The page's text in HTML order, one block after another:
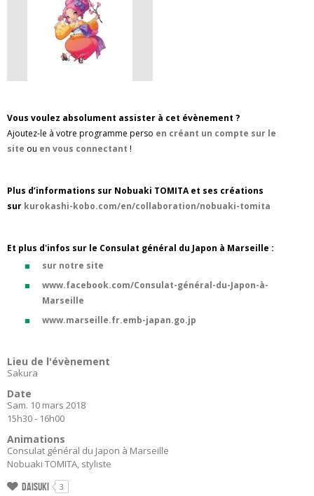
Vous voulez absolument assister à cet évènement ?
Ajoutez-le à votre programme perso en créant un compte sur le
site ou en vous connectant !
Plus d’informations sur Nobuaki TOMITA et ses créations
sur kurokashi-kobo.com/en/collaboration/nobuaki-tomita
Et plus d'infos sur le Consulat général du Japon à Marseille :
sur notre site
www.facebook.com/Consulat-général-du-Japon-à-
Marseille
www.marseille.fr.emb-japan.go.jp
Lieu de l'évènement
Sakura
Date
Sam. 10 mars 2018
15h30 - 16h00
Animations
Consulat général du Japon à Marseille
Nobuaki TOMITA, styliste
Daisuki 3